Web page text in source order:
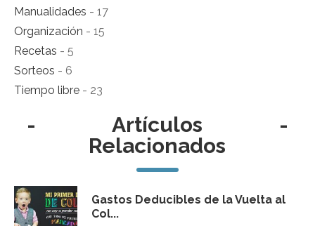
Manualidades - 17
Organización - 15
Recetas - 5
Sorteos - 6
Tiempo libre - 23
-
Artículos
Relacionados
-
Gastos Deducibles de la Vuelta al
Col...